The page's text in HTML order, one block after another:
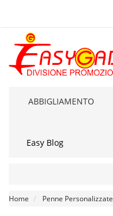
ABBIGLIAMENTO
Easy Blog
Home Penne Personalizzate